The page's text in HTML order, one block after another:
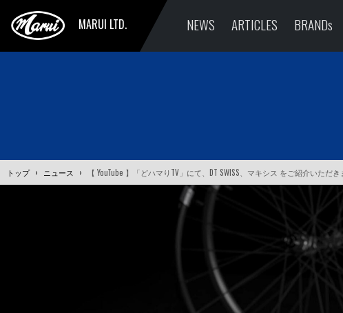
MARUI LTD. NEWS ARTICLES BRANDs
トップ › ニュース › 【 YouTube 】「どハマりTV」にて、DT SWISS、マキシス をご紹介いただき